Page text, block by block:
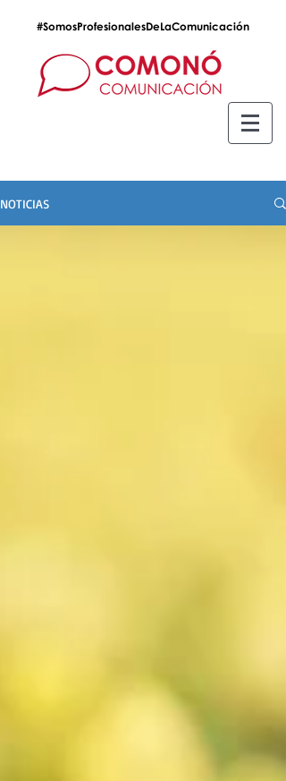
#SomosProfesionalesDeLaComunicación
NOTICIAS